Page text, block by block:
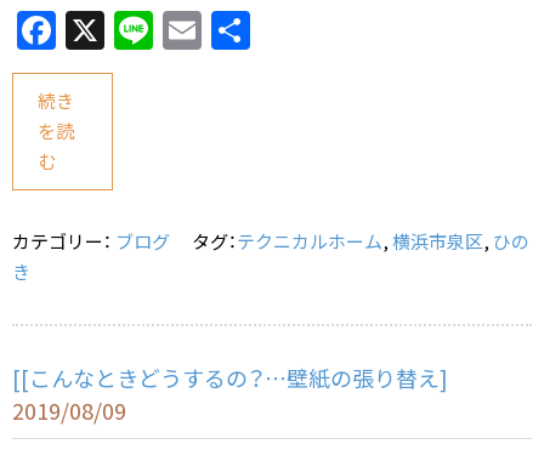
F
a
c
e
b
o
o
X Li
n
E
m
続き
を読
む
カテゴリー： ブログ タグ：テクニカルホーム,横浜市泉区, ひの
き
[[こんなときどうするの？…壁紙の張り替え]
2019/08/09